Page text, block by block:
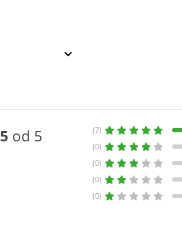
5 od 5
(7)
(0)
(0)
(0)
(0)